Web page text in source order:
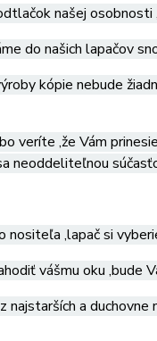
našej osobnosti
do našich lapačov
kópie nebude
veríte ,že Vám
nositeľa ,lapač si
vášmu oku ,bude
a